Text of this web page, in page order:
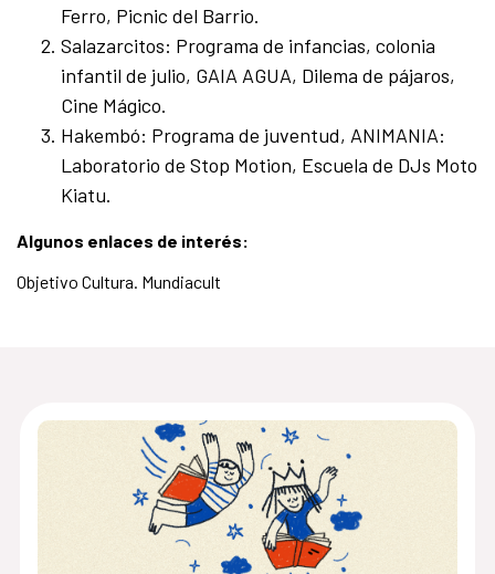
Ferro, Picnic del Barrio.
Salazarcitos: Programa de infancias, colonia
infantil de julio, GAIA AGUA, Dilema de pájaros,
Cine Mágico.
Hakembó: Programa de juventud, ANIMANIA:
Laboratorio de Stop Motion, Escuela de DJs Moto
Kiatu.
Algunos enlaces de interés:
Objetivo Cultura. Mundiacult